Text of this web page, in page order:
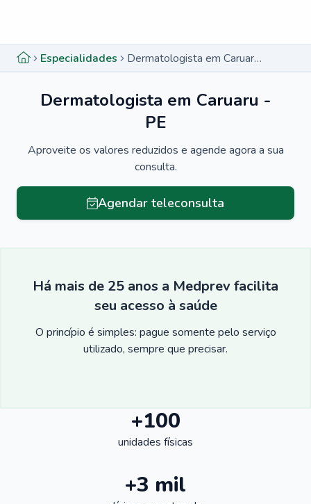
Especialidades Dermatologista em Caruaru - PE
Dermatologista em Caruaru -
PE
Aproveite os valores reduzidos e agende agora a sua
consulta.
Agendar teleconsulta
Há mais de 25 anos a Medprev facilita
seu acesso à saúde
O princípio é simples: pague somente pelo serviço
utilizado, sempre que precisar.
+100
unidades físicas
+3 mil